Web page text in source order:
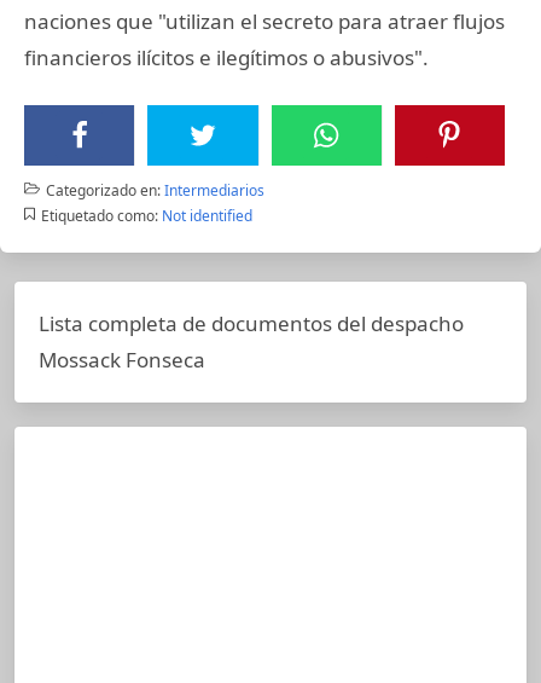
naciones que "utilizan el secreto para atraer flujos
financieros ilícitos e ilegítimos o abusivos".
Categorizado en:Intermediarios
Etiquetado como: Not identified
Lista completa de documentos del despacho
Mossack Fonseca